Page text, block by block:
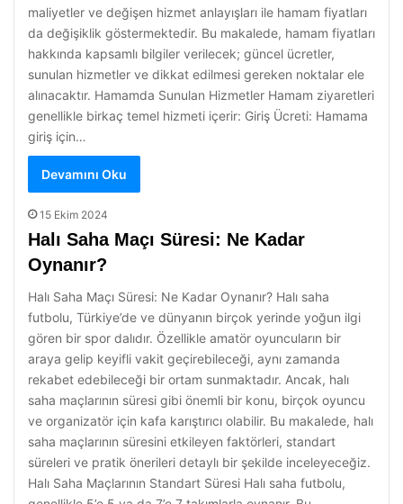
maliyetler ve değişen hizmet anlayışları ile hamam fiyatları
da değişiklik göstermektedir. Bu makalede, hamam fiyatları
hakkında kapsamlı bilgiler verilecek; güncel ücretler,
sunulan hizmetler ve dikkat edilmesi gereken noktalar ele
alınacaktır. Hamamda Sunulan Hizmetler Hamam ziyaretleri
genellikle birkaç temel hizmeti içerir: Giriş Ücreti: Hamama
giriş için…
Devamını Oku
15 Ekim 2024
Halı Saha Maçı Süresi: Ne Kadar
Oynanır?
Halı Saha Maçı Süresi: Ne Kadar Oynanır? Halı saha
futbolu, Türkiye’de ve dünyanın birçok yerinde yoğun ilgi
gören bir spor dalıdır. Özellikle amatör oyuncuların bir
araya gelip keyifli vakit geçirebileceği, aynı zamanda
rekabet edebileceği bir ortam sunmaktadır. Ancak, halı
saha maçlarının süresi gibi önemli bir konu, birçok oyuncu
ve organizatör için kafa karıştırıcı olabilir. Bu makalede, halı
saha maçlarının süresini etkileyen faktörleri, standart
süreleri ve pratik önerileri detaylı bir şekilde inceleyeceğiz.
Halı Saha Maçlarının Standart Süresi Halı saha futbolu,